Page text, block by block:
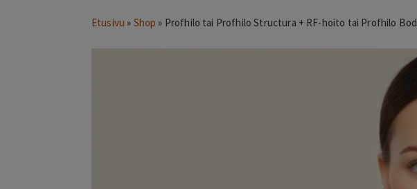
Etusivu » Shop » Profhilo tai Profhilo Structura + RF-hoito tai Profhilo